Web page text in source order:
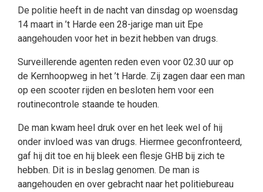
De politie heeft in de nacht van dinsdag op woensdag
14 maart in ’t Harde een 28-jarige man uit Epe
aangehouden voor het in bezit hebben van drugs.
Surveillerende agenten reden even voor 02.30 uur op
de Kernhoopweg in het ’t Harde. Zij zagen daar een man
op een scooter rijden en besloten hem voor een
routinecontrole staande te houden.
De man kwam heel druk over en het leek wel of hij
onder invloed was van drugs. Hiermee geconfronteerd,
gaf hij dit toe en hij bleek een flesje GHB bij zich te
hebben. Dit is in beslag genomen. De man is
aangehouden en over gebracht naar het politiebureau